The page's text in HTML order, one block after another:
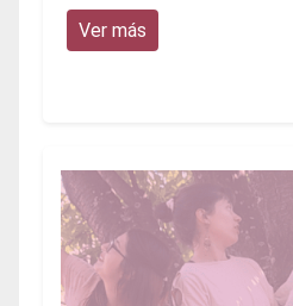
Ver más